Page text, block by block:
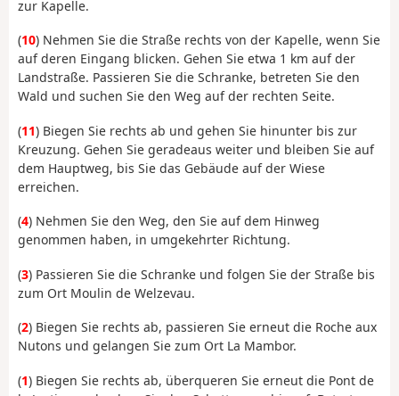
zur Kapelle.
(10) Nehmen Sie die Straße rechts von der Kapelle, wenn Sie
auf deren Eingang blicken. Gehen Sie etwa 1 km auf der
Landstraße. Passieren Sie die Schranke, betreten Sie den
Wald und suchen Sie den Weg auf der rechten Seite.
(11) Biegen Sie rechts ab und gehen Sie hinunter bis zur
Kreuzung. Gehen Sie geradeaus weiter und bleiben Sie auf
dem Hauptweg, bis Sie das Gebäude auf der Wiese
erreichen.
(4) Nehmen Sie den Weg, den Sie auf dem Hinweg
genommen haben, in umgekehrter Richtung.
(3) Passieren Sie die Schranke und folgen Sie der Straße bis
zum Ort Moulin de Welzevau.
(2) Biegen Sie rechts ab, passieren Sie erneut die Roche aux
Nutons und gelangen Sie zum Ort La Mambor.
(1) Biegen Sie rechts ab, überqueren Sie erneut die Pont de